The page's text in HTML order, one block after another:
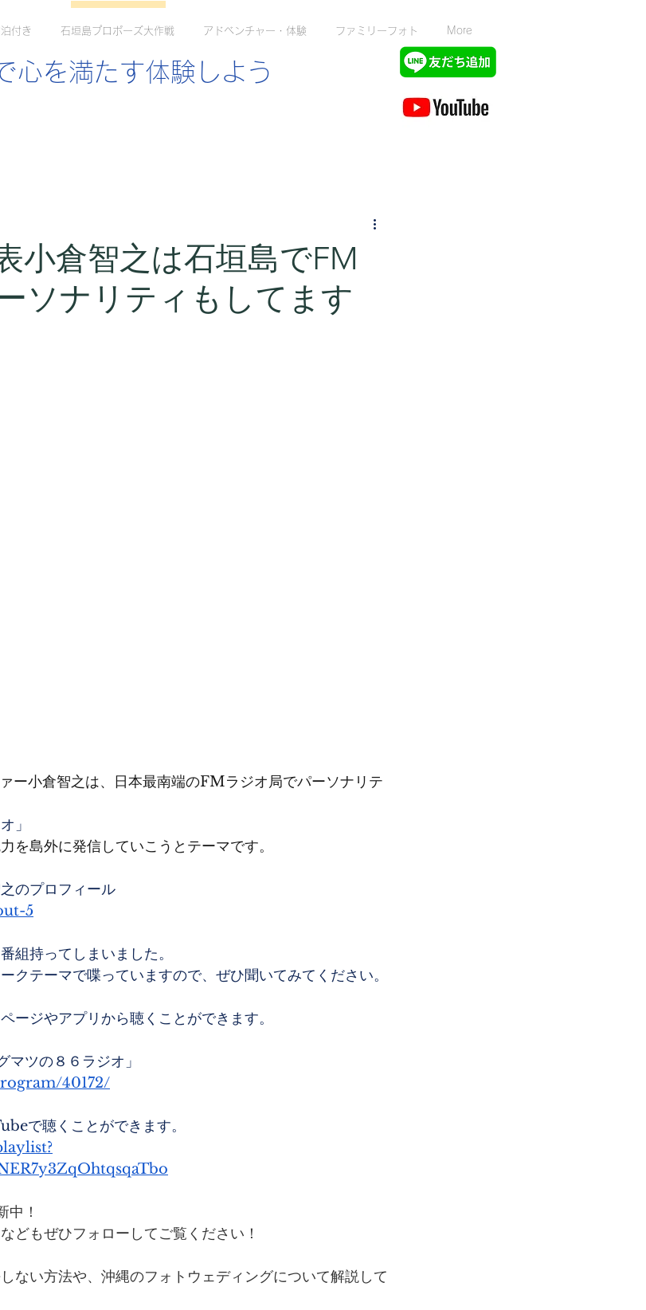
付き 石垣島プロポーズ大作戦 アドベンチャー・体験 ファミリーフォト More
心を満たす体験しよう
小倉智之は石垣島でFM
ソナリティもしてます
ー小倉智之は、日本最南端のFMラジオ局でパーソナリテ
」
を島外に発信していこうとテーマです。
のプロフィール
5
組持ってしまいました。
クテーマで喋っていますので、ぜひ聞いてみてください。
ージやアプリから聴くことができます。
ツの８６ラジオ」
40172/
で聴くことができます。
！
どもぜひフォローしてご覧ください！
ない方法や、沖縄のフォトウェディングについて解説して